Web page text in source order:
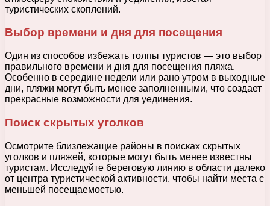
туристических скоплений.
Выбор времени и дня для посещения
Один из способов избежать толпы туристов — это выбор
правильного времени и дня для посещения пляжа.
Особенно в середине недели или рано утром в выходные
дни, пляжи могут быть менее заполненными, что создает
прекрасные возможности для уединения.
Поиск скрытых уголков
Осмотрите близлежащие районы в поисках скрытых
уголков и пляжей, которые могут быть менее известны
туристам. Исследуйте береговую линию в области далеко
от центра туристической активности, чтобы найти места с
меньшей посещаемостью.